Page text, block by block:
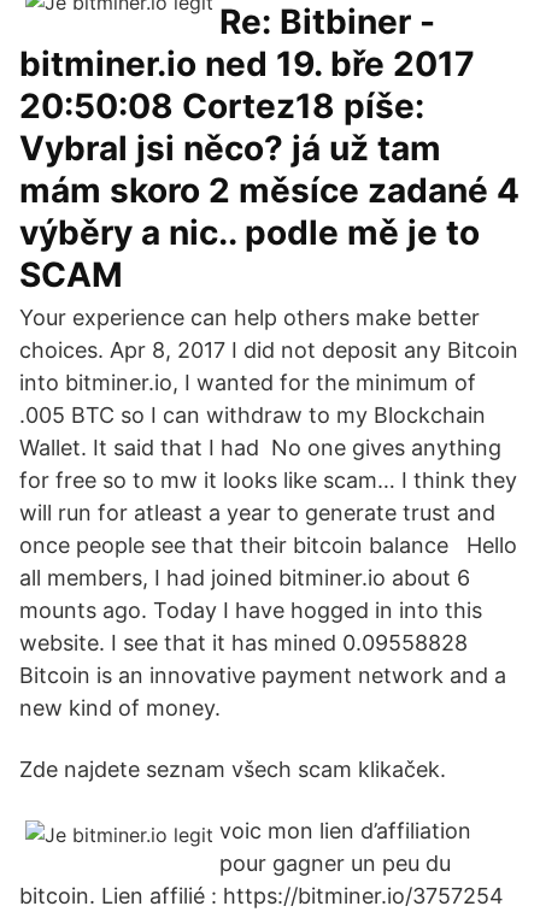
Re: Bitbiner -
bitminer.io ned 19. bře 2017
20:50:08 Cortez18 píše:
Vybral jsi něco? já už tam
mám skoro 2 měsíce zadané 4
výběry a nic.. podle mě je to
SCAM
Your experience can help others make better
choices. Apr 8, 2017 I did not deposit any Bitcoin
into bitminer.io, I wanted for the minimum of
.005 BTC so I can withdraw to my Blockchain
Wallet. It said that I had No one gives anything
for free so to mw it looks like scam… I think they
will run for atleast a year to generate trust and
once people see that their bitcoin balance Hello
all members, I had joined bitminer.io about 6
mounts ago. Today I have hogged in into this
website. I see that it has mined 0.09558828
Bitcoin is an innovative payment network and a
new kind of money.
Zde najdete seznam všech scam klikaček.
voic mon lien d’affiliation
pour gagner un peu du
bitcoin. Lien affilié : https://bitminer.io/3757254